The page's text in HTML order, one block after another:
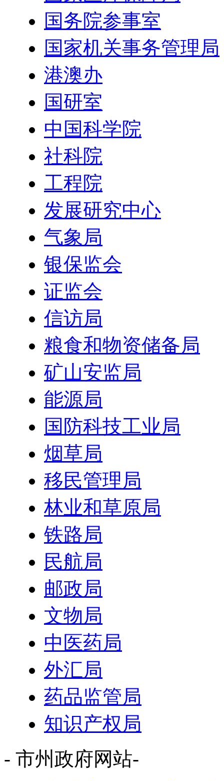
国务院参事室
国家机关事务管理局
港澳办
国研室
中国科学院
社科院
工程院
发展研究中心
气象局
银保监会
证监会
信访局
粮食和物资储备局
矿山安监局
能源局
国防科技工业局
烟草局
移民管理局
林业和草原局
铁路局
民航局
邮政局
文物局
中医药局
外汇局
药品监管局
知识产权局
- 市州政府网站-